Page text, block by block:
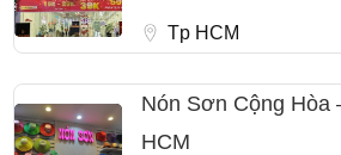
Tp HCM
Nón Sơn Cộng Hòa
HCM